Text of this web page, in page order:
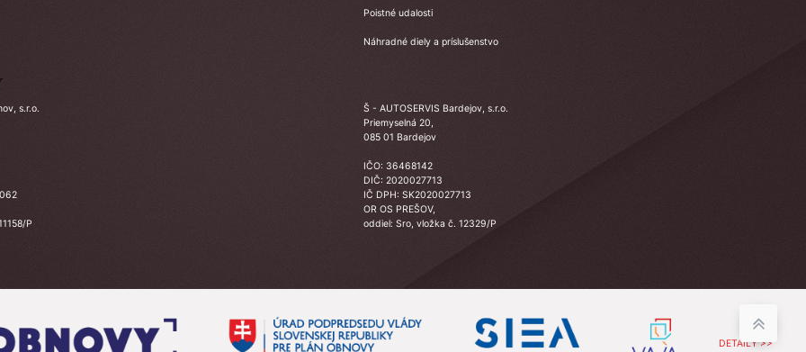
Poistné udalosti
Náhradné diely a príslušenstvo
s.r.o.
P
Š - AUTOSERVIS Bardejov, s.r.o.
Priemyselná 20,
085 01 Bardejov
IČO: 36468142
DIČ: 2020027713
IČ DPH: SK2020027713
OR OS PREŠOV,
oddiel: Sro, vložka č. 12329/P
DETAILY >>